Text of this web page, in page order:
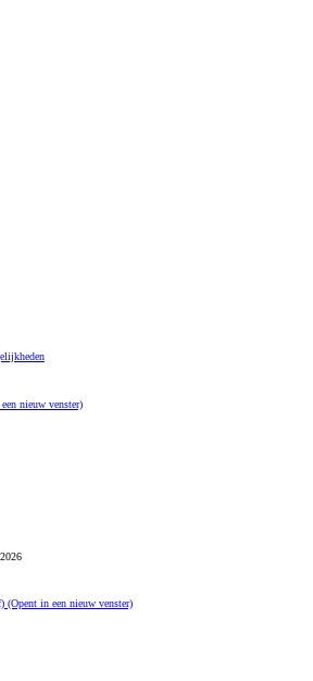
nieuw venster)
(Opent in een nieuw venster)